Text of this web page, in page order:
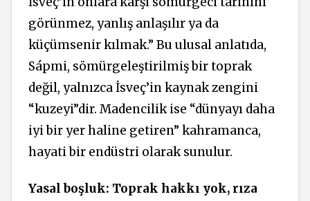
görünmez, yanlış anlaşılır ya da
küçümsenir kılmak.” Bu ulusal anlatıda,
Sápmi, sömürgeleştirilmiş bir toprak
değil, yalnızca İsveç’in kaynak zengini
“kuzeyi”dir. Madencilik ise “dünyayı daha
iyi bir yer haline getiren” kahramanca,
hayati bir endüstri olarak sunulur.
Yasal boşluk: Toprak hakkı yok, rıza